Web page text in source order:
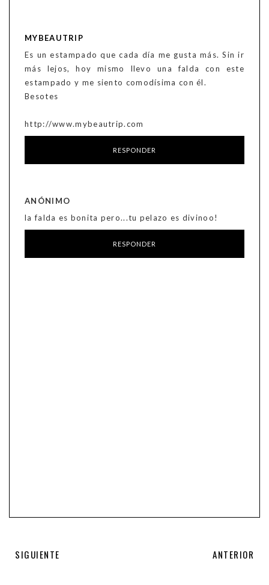
MYBEAUTRIP
Es un estampado que cada día me gusta más. Sin ir
más lejos, hoy mismo llevo una falda con este
estampado y me siento comodísima con él.
Besotes
http://www.mybeautrip.com
RESPONDER
ANÓNIMO
la falda es bonita pero...tu pelazo es divinoo!
RESPONDER
SIGUIENTE ANTERIOR